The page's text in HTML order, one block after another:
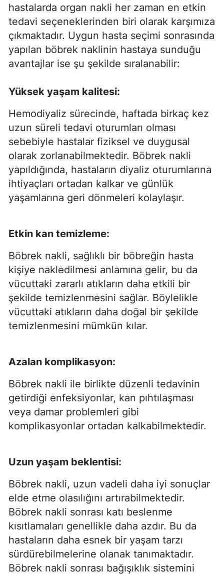
hastalarda organ nakli her zaman en etkin
tedavi seçeneklerinden biri olarak karşımıza
çıkmaktadır. Uygun hasta seçimi sonrasında
yapılan böbrek naklinin hastaya sunduğu
avantajlar ise şu şekilde sıralanabilir:
Yüksek yaşam kalitesi:
Hemodiyaliz sürecinde, haftada birkaç kez
uzun süreli tedavi oturumları olması
sebebiyle hastalar fiziksel ve duygusal
olarak zorlanabilmektedir. Böbrek nakli
yapıldığında, hastaların diyaliz oturumlarına
ihtiyaçları ortadan kalkar ve günlük
yaşamlarına geri dönmeleri kolaylaşır.
Etkin kan temizleme:
Böbrek nakli, sağlıklı bir böbreğin hasta
kişiye nakledilmesi anlamına gelir, bu da
vücuttaki zararlı atıkların daha etkili bir
şekilde temizlenmesini sağlar. Böylelikle
vücuttaki atıkların daha doğal bir şekilde
temizlenmesini mümkün kılar.
Azalan komplikasyon:
Böbrek nakli ile birlikte düzenli tedavinin
getirdiği enfeksiyonlar, kan pıhtılaşması
veya damar problemleri gibi
komplikasyonlar ortadan kalkabilmektedir.
Uzun yaşam beklentisi:
Böbrek nakli, uzun vadeli daha iyi sonuçlar
elde etme olasılığını artırabilmektedir.
Böbrek nakli sonrası katı beslenme
kısıtlamaları genellikle daha azdır. Bu da
hastaların daha esnek bir yaşam tarzı
sürdürebilmelerine olanak tanımaktadır.
Böbrek nakli sonrası bağışıklık sistemini